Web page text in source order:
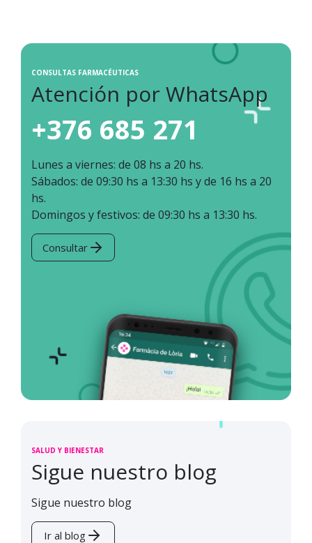
CONSULTAS FARMACÉUTICAS
Atención por WhatsApp
+376 685 271
Lunes a viernes: de 08 hs a 20 hs.
Sábados: de 09:30 hs a 13:30 hs y de 16 hs a 20
hs.
Domingos y festivos: de 09:30 hs a 13:30 hs.
Consultar
SALUD Y BIENESTAR
Sigue nuestro blog
Sigue nuestro blog
Ir al blog